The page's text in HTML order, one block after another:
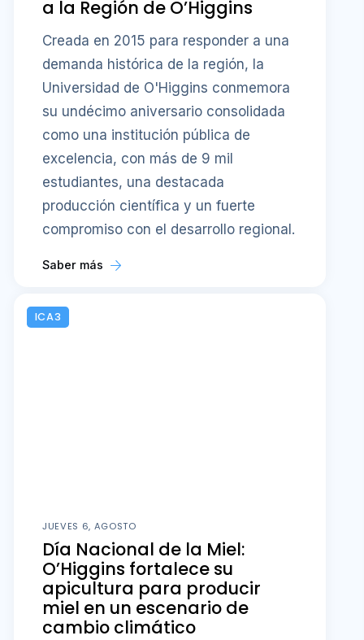
a la Región de O’Higgins
Creada en 2015 para responder a una
demanda histórica de la región, la
Universidad de O'Higgins conmemora
su undécimo aniversario consolidada
como una institución pública de
excelencia, con más de 9 mil
estudiantes, una destacada
producción científica y un fuerte
compromiso con el desarrollo regional.
Saber más
ICA3
JUEVES 6, AGOSTO
Día Nacional de la Miel:
O’Higgins fortalece su
apicultura para producir
miel en un escenario de
cambio climático